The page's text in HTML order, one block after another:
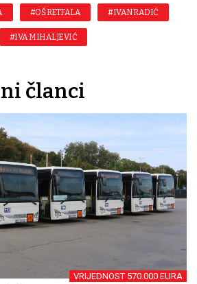
#OŠ RETFALA #IVAN RADIĆ
#IVA MIHALJEVIĆ
članci
VRIJEDNOST 570.000 EURA